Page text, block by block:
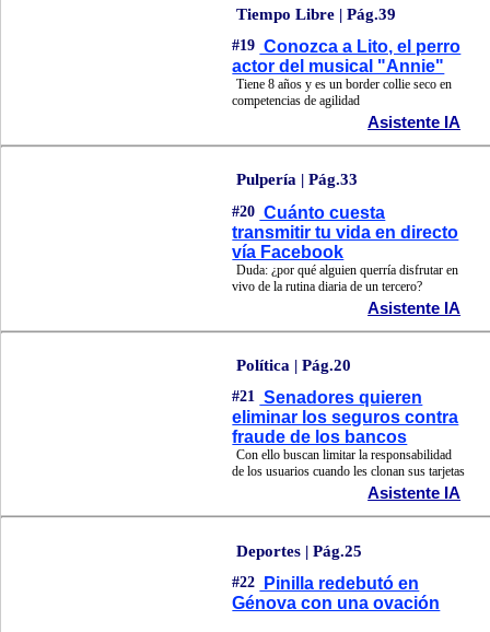
Tiempo Libre | Pág.39
#19 Conozca a Lito, el perro
actor del musical "Annie"
Tiene 8 años y es un border collie seco en
competencias de agilidad
Asistente IA
Pulpería | Pág.33
#20 Cuánto cuesta
transmitir tu vida en directo
vía Facebook
Duda: ¿por qué alguien querría disfrutar en
vivo de la rutina diaria de un tercero?
Asistente IA
Política | Pág.20
#21 Senadores quieren
eliminar los seguros contra
fraude de los bancos
Con ello buscan limitar la responsabilidad
de los usuarios cuando les clonan sus tarjetas
Asistente IA
Deportes | Pág.25
#22
Pinilla redebutó en
Génova con una ovación